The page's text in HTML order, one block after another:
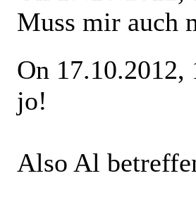
Muss mir auch
On 17.10.2012,
jo!
Also Al